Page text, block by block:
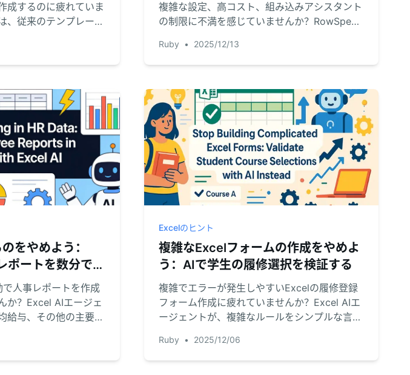
成するのに疲れていま
、従来のテンプレート
簡単な言語プロンプ
動生成する方法です。
複雑な設定、高コスト、組み込みアシスタント
の制限に不満を感じていませんか？RowSpeak
ルな自然言語でデータ分析、数式生成、レポー
ト作成をより強力かつ柔軟に実現する理由をご
Ruby • 2025/12/13
をやめよう：
ポートを数分で作
人事レポートを作成
か？Excel AIエージェ
給与、その他の主要指
ご覧ください。
Excelのヒント
複雑なExcelフォームの作成をやめよ
う：AIで学生の履修選択を検証する
複雑でエラーが発生しやすいExcelの履修登録
フォーム作成に疲れていませんか？Excel AIエ
ージェントが、複雑なルールをシンプルな言語
業を節約する方法をご紹介します。
Ruby • 2025/12/06